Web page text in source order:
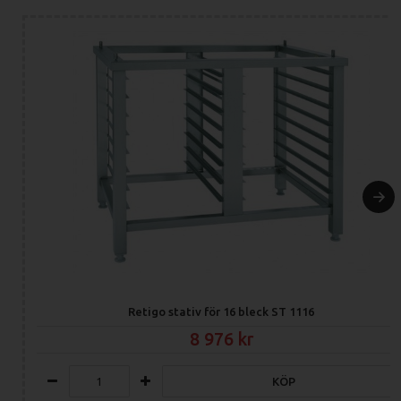
HACCP inspelning – Enkel och omedelbar analys av kritiska
moment vid tillagningen direkt på displayen.
BCS (Boiler Control System) – Inget stoppar dig från att ånga
O 611 i+
O 611 b+
2E0611IZ
Steam generation
Boiler
Retigo stativ för 16 bleck ST 1116
8 976
KÖP